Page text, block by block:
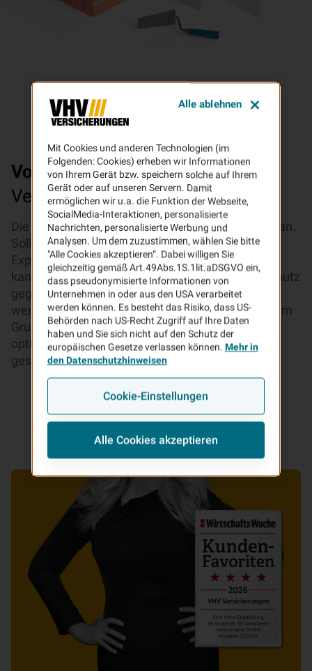
VorteileIhrer VHV Feuerrohbau-
Versicherung
Die VHV schützt Ihr Eigenheim vom ersten Stein an.
Sollten Schäden durch Brand, Blitzschlag oder
Explosion entstehen, leisten wir. Darüber hinaus
kann in der Rohbauphase auch Versicherungsschutz
gegen die Gefahren Sturm/Hagel vereinbart
werden. Mitversichert sind dabei auch alle auf dem
Grundstück gelagerten Baustoffe. So sind Sie
optimal abgesichert – bis die letzte Dachpfanne
gesetzt ist.
Mit Cookies und anderen Technologien (im
Folgenden: Cookies) erheben wir Informationen
von Ihrem Gerät bzw. speichern solche auf Ihrem
Gerät oder auf unseren Servern. Damit
ermöglichen wir u.a. die Funktion der Webseite,
SocialMedia-Interaktionen, personalisierte
Nachrichten, personalisierte Werbung und
Analysen. Um dem zuzustimmen, wählen Sie bitte
"Alle Cookies akzeptieren“. Dabei willigen Sie
gleichzeitig gemäß Art.49Abs.1S.1lit.aDSGVO ein,
dass pseudonymisierte Informationen von
Unternehmen in oder aus den USA verarbeitet
werden können. Es besteht das Risiko, dass US-
Behörden nach US-Recht Zugriff auf Ihre Daten
haben und Sie sich nicht auf den Schutz der
europäischen Gesetze verlassen können. Mehr in
den Datenschutzhinweisen
Cookie-Einstellungen
Alle Cookies akzeptieren
Alle ablehnen